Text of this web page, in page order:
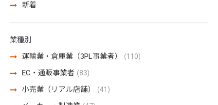
新着
業種別
運輸業・倉庫業（3PL事業者）
(110)
EC・通販事業者 (83)
小売業（リアル店舗） (41)